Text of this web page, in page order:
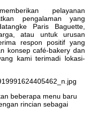
pelayanan
pengalaman yang
Paris Baguette,
atau untuk urusan
respon positif yang
konsep café-bakery dan
kami terimadi lokasi-
beberapa menu baru
rincian sebagai